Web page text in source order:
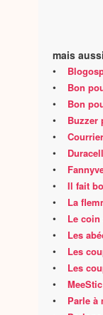
mais
•
• Bon
• Bon
• Buzzer
•
•
•
• Il fait
• La
• Le coin
• Les
• Les
• Les
•
• Parle à